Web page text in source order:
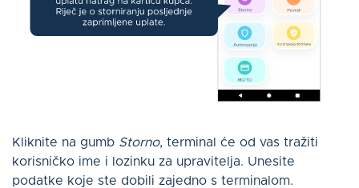
Kliknite na gumb Storno, terminal će od vas tražiti
korisničko ime i lozinku za upravitelja. Unesite
podatke koje ste dobili zajedno s terminalom.